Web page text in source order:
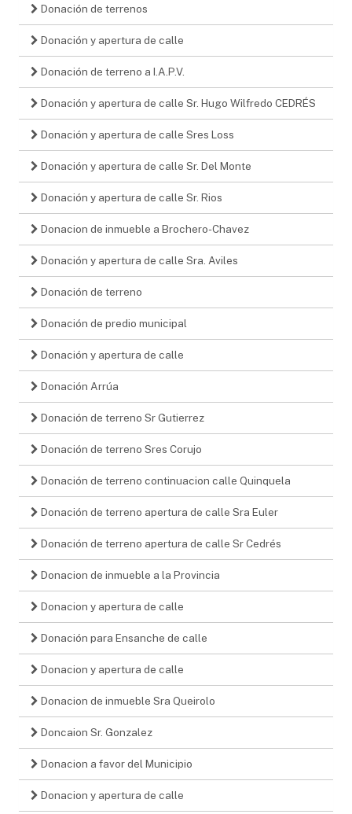
Donación de terrenos
Donación y apertura de calle
Donación de terreno a I.A.P.V.
Donación y apertura de calle Sr. Hugo Wilfredo CEDRÉS
Donación y apertura de calle Sres Loss
Donación y apertura de calle Sr. Del Monte
Donación y apertura de calle Sr. Rios
Donacion de inmueble a Brochero-Chavez
Donación y apertura de calle Sra. Aviles
Donación de terreno
Donación de predio municipal
Donación y apertura de calle
Donación Arrúa
Donación de terreno Sr Gutierrez
Donación de terreno Sres Corujo
Donación de terreno continuacion calle Quinquela
Donación de terreno apertura de calle Sra Euler
Donación de terreno apertura de calle Sr Cedrés
Donacion de inmueble a la Provincia
Donacion y apertura de calle
Donación para Ensanche de calle
Donacion y apertura de calle
Donacion de inmueble Sra Queirolo
Doncaion Sr. Gonzalez
Donacion a favor del Municipio
Donacion y apertura de calle